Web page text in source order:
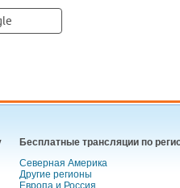
Бесплатные трансляции по
Северная Америка
Другие регионы
Европа и Россия